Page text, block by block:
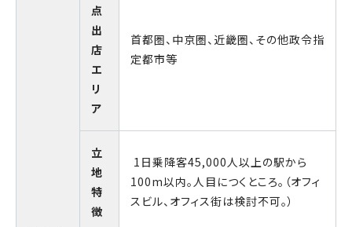
点
出
店
エ
リ
ア
首都圏、中京圏、近畿圏、その他政令指
定都市等
立
地
特
徴
1日乗降客45,000人以上の駅から
100m以内。人目につくところ。（オフィ
スビル、オフィス街は検討不可。）